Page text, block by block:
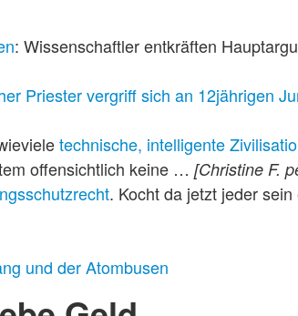
: Wissenschaftler entkräften
Priester vergriff sich an 12jährigen
technische, intelligente
offensichtlich keine … [Christine F.
. Kocht da jetzt jeder
und der Atombusen